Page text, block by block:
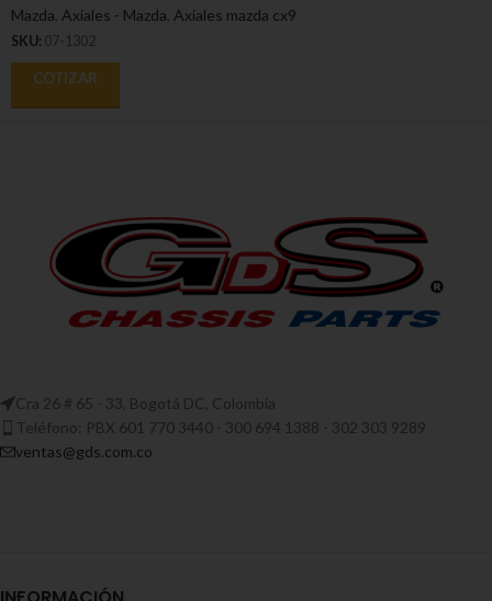
Mazda Axiales - Mazda Axiales mazda cx9
SKU: 07-1302
COTIZAR
Cra 26 # 65 - 33, Bogotá DC, Colombia
Teléfono: PBX 601 770 3440 - 300 694 1388 - 302 303 9289
ventas@gds.com.co